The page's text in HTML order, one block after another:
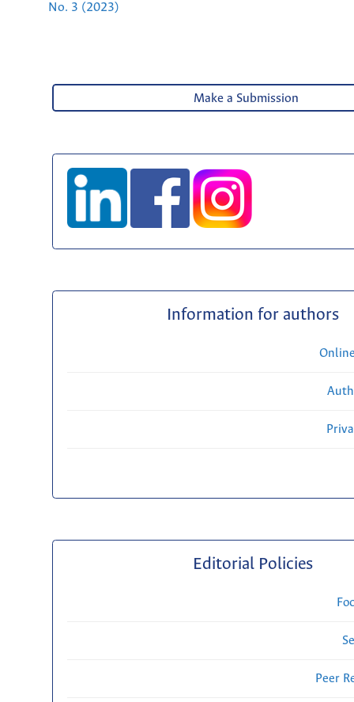
No. 3 (2023)
Make a Submission
Information for authors
Editorial Policies
Peer